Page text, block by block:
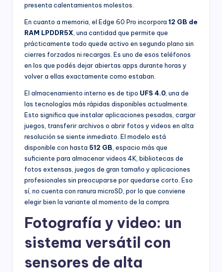
presenta calentamientos molestos.
En cuanto a memoria, el Edge 60 Pro incorpora 12 GB de
RAM LPDDR5X , una cantidad que permite que
prácticamente todo quede activo en segundo plano sin
cierres forzados ni recargas. Es uno de esos teléfonos
en los que podés dejar abiertas apps durante horas y
volver a ellas exactamente como estaban.
El almacenamiento interno es de tipo UFS 4.0 , una de
las tecnologías más rápidas disponibles actualmente.
Esto significa que instalar aplicaciones pesadas, cargar
juegos, transferir archivos o abrir fotos y videos en alta
resolución se siente inmediato. El modelo está
disponible con hasta 512 GB , espacio más que
suficiente para almacenar videos 4K, bibliotecas de
fotos extensas, juegos de gran tamaño y aplicaciones
profesionales sin preocuparse por quedarse corto. Eso
sí, no cuenta con ranura microSD, por lo que conviene
elegir bien la variante al momento de la compra.
Fotografía y video: un
sistema versátil con
sensores de alta